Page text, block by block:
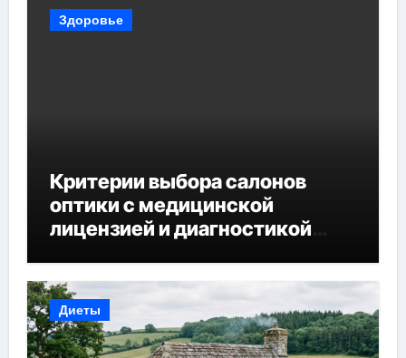
Здоровье
Критерии выбора салонов
оптики с медицинской
лицензией и диагностикой
Диеты